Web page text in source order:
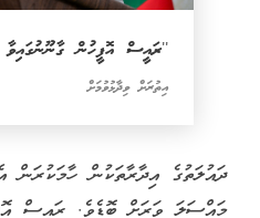
''ރައީސް އޮފީހުން
އިތުރަށް ވިދާޅުވުމަށް
ދައުލަތުގެ އިދާރާތަކުން ހާމަކުރަން
މައްސަލަ ވަރަށް ބޮޑެވެ. ރައީސް